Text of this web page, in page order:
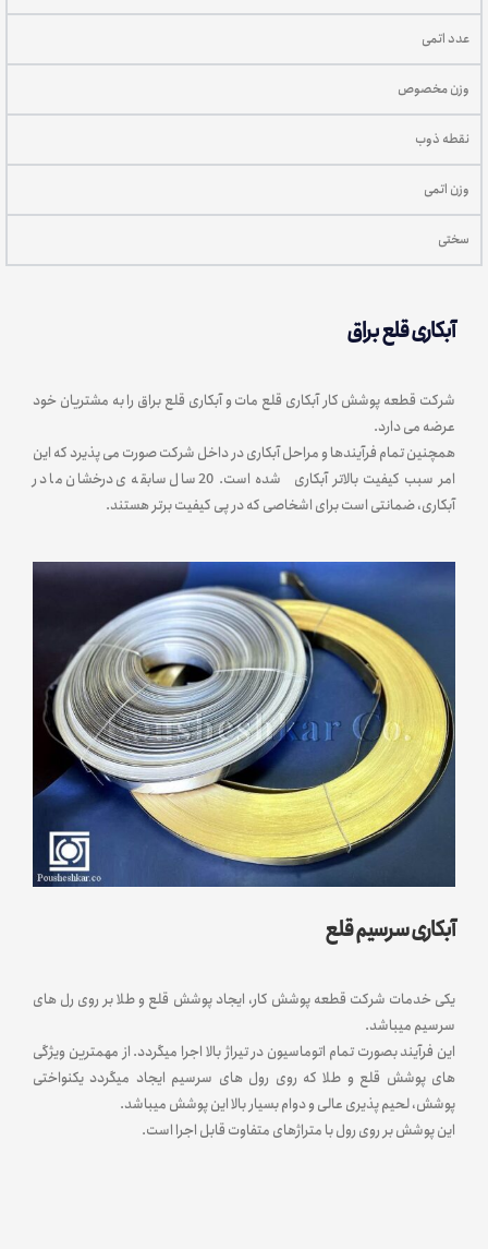
عدد اتمی
وزن مخصوص
نقطه ذوب
وزن اتمی
سختی
آبکاری قلع براق
شرکت قطعه پوشش کار آبکاری قلع مات و آبکاری قلع براق را به مشتریان خود
عرضه می دارد.
همچنین تمام فرآیندها و مراحل آبکاری در داخل شرکت صورت می پذیرد که این
امر سبب کیفیت بالاتر آبکاری شده است. 20 سال سابقه ی درخشان ما در
آبکاری، ضمانتی است برای اشخاصی که در پی کیفیت برتر هستند.
آبکاری سرسیم قلع
یکی خدمات شرکت قطعه پوشش کار، ایجاد پوشش قلع و طلا بر روی رل های
سرسیم میباشد.
این فرآیند بصورت تمام اتوماسیون در تیراژ بالا اجرا میگردد. از مهمترین ویژگی
های پوشش قلع و طلا که روی رول های سرسیم ایجاد میگردد یکنواختی
پوشش، لحیم پذیری عالی و دوام بسیار بالا این پوشش میباشد.
این پوشش بر روی رول با متراژهای متفاوت قابل اجرا است.